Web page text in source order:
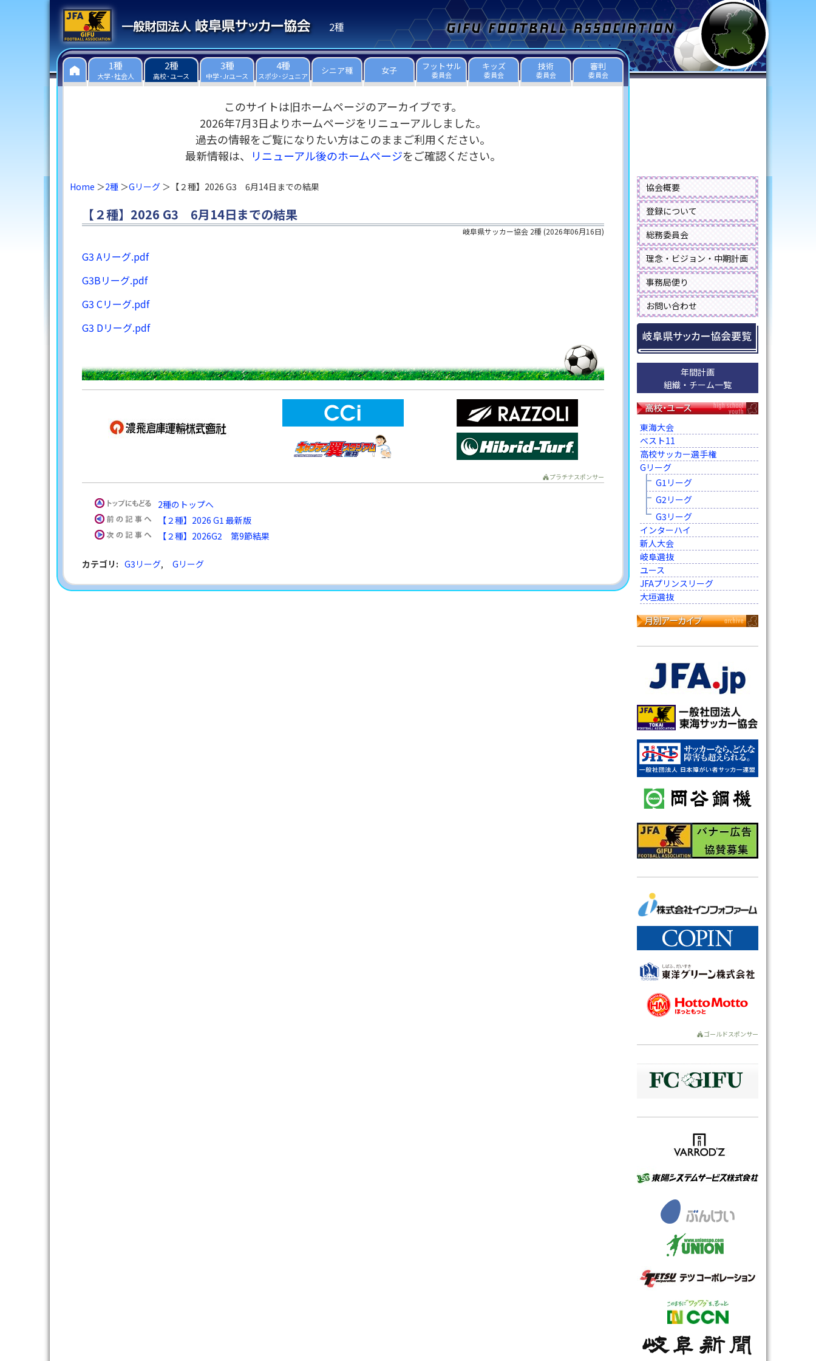
2種
1種
大学･社会人
2種
高校･ユース
3種
中学･Jrユース
4種
スポ少･ジュニア シニア種 女子 フットサル
委員会
キッズ
委員会
技術
委員会
審判
委員会
このサイトは旧ホームページのアーカイブです。
2026年7月3日よりホームページをリニューアルしました。
過去の情報をご覧になりたい方はこのままご利用ください。
最新情報は、
リニューアル後のホームページをご確認ください。
Home 2種 Gリーグ 【２種】2026 G3 6月14日までの結果
【２種】2026 G3 6月14日までの結果
岐阜県サッカー協会 2種 (2026年06月16日)
G3 Aリーグ.pdf
G3Bリーグ.pdf
G3 Cリーグ.pdf
G3 Dリーグ.pdf
プラチナスポンサー
2種のトップへ
【２種】2026 G1 最新版
【２種】2026G2 第9節結果
カテゴリ : G3リーグ, Gリーグ
協会概要
登録について
総務委員会
理念・ビジョン・中期計画
事務局便り
お問い合わせ
年間計画
組織・チーム一覧
東海大会
ベスト11
高校サッカー選手権
Gリーグ
G1リーグ
G2リーグ
G3リーグ
インターハイ
新人大会
岐阜選抜
ユース
JFAプリンスリーグ
大垣選抜
ゴールドスポンサー